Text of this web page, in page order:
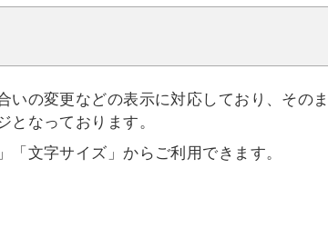
いの変更などの表示に対応しており、その
となっております。
文字サイズ」からご利用できます。